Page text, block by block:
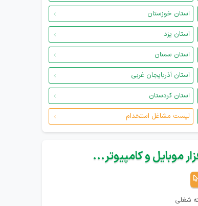
استان خوزستان
استان یزد
استان سمنان
استان آذربایجان غربی
استان کردستان
لیست مشاغل استخدام
موبایل و کامپیوتر...
شغلی